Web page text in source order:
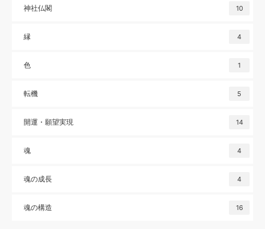
神社仏閣 10
縁 4
色 1
転機 5
開運・願望実現 14
魂 4
魂の成長 4
魂の構造 16